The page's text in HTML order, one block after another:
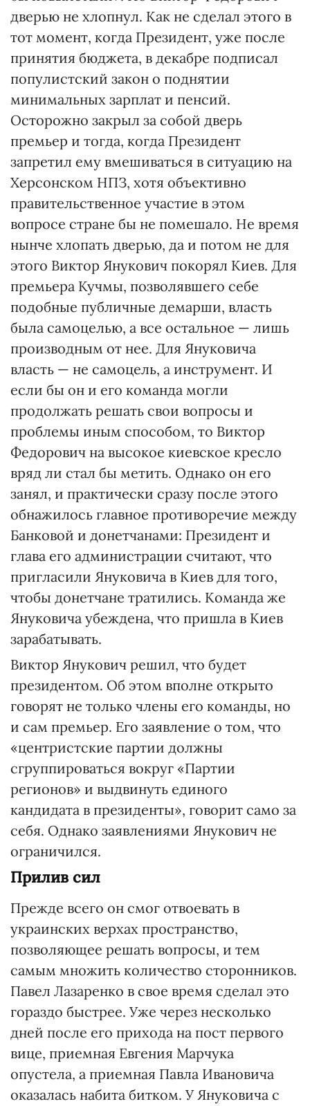
дверью не хлопнул. Как не сделал этого в
тот момент, когда Президент, уже после
принятия бюджета, в декабре подписал
популистский закон о поднятии
минимальных зарплат и пенсий.
Осторожно закрыл за собой дверь
премьер и тогда, когда Президент
запретил ему вмешиваться в ситуацию на
Херсонском НПЗ, хотя объективно
правительственное участие в этом
вопросе стране бы не помешало. Не время
нынче хлопать дверью, да и потом не для
этого Виктор Янукович покорял Киев. Для
премьера Кучмы, позволявшего себе
подобные публичные демарши, власть
была самоцелью, а все остальное — лишь
производным от нее. Для Януковича
власть — не самоцель, а инструмент. И
если бы он и его команда могли
продолжать решать свои вопросы и
проблемы иным способом, то Виктор
Федорович на высокое киевское кресло
вряд ли стал бы метить. Однако он его
занял, и практически сразу после этого
обнажилось главное противоречие между
Банковой и донетчанами: Президент и
глава его администрации считают, что
пригласили Януковича в Киев для того,
чтобы донетчане тратились. Команда же
Януковича убеждена, что пришла в Киев
зарабатывать.
Виктор Янукович решил, что будет
президентом. Об этом вполне открыто
говорят не только члены его команды, но
и сам премьер. Его заявление о том, что
«центристские партии должны
сгруппироваться вокруг «Партии
регионов» и выдвинуть единого
кандидата в президенты», говорит само за
себя. Однако заявлениями Янукович не
ограничился.
Прилив сил
Прежде всего он смог отвоевать в
украинских верхах пространство,
позволяющее решать вопросы, и тем
самым множить количество сторонников.
Павел Лазаренко в свое время сделал это
гораздо быстрее. Уже через несколько
дней после его прихода на пост первого
вице, приемная Евгения Марчука
опустела, а приемная Павла Ивановича
оказалась набита битком. У Януковича с